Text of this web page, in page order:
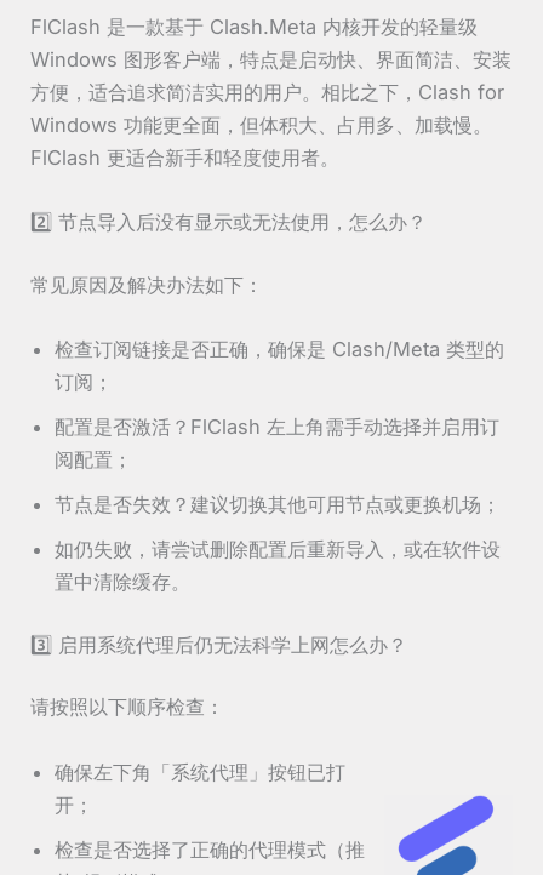
FlClash 是一款基于 Clash.Meta 内核开发的轻量级
Windows 图形客户端，特点是启动快、界面简洁、安装
方便，适合追求简洁实用的用户。相比之下，Clash for
Windows 功能更全面，但体积大、占用多、加载慢。
FlClash 更适合新手和轻度使用者。
2️⃣ 节点导入后没有显示或无法使用，怎么办？
常见原因及解决办法如下：
检查订阅链接是否正确，确保是 Clash/Meta 类型的
订阅；
配置是否激活？FlClash 左上角需手动选择并启用订
阅配置；
节点是否失效？建议切换其他可用节点或更换机场；
如仍失败，请尝试删除配置后重新导入，或在软件设
置中清除缓存。
3️⃣ 启用系统代理后仍无法科学上网怎么办？
请按照以下顺序检查：
确保左下角「系统代理」按钮已打
开；
检查是否选择了正确的代理模式（推